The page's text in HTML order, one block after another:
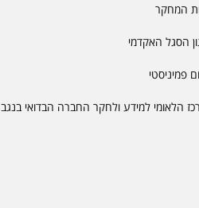
המחקר
הסגל האקדמי
פמיניסטי
הלאומי למידע ולחקר החברה הבדואי בנגב